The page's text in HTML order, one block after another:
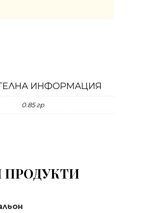
ИНФОРМАЦИЯ
0.85 гр
ПРОДУКТИ